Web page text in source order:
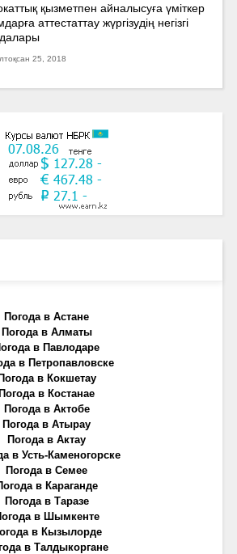
қызметпен айналысуға үмiткер
аттестаттау жүргізудің негізгі
25, 2018
Погода в Астане
Погода в Алматы
в Павлодаре
в Петропавловске
Погода в Кокшетау
Погода в Костанае
Погода в Актобе
Погода в Атырау
Погода в Актау
в Усть-Каменогорске
Погода в Семее
в Караганде
Погода в Таразе
в Шымкенте
в Кызылорде
в Талдыкоргане